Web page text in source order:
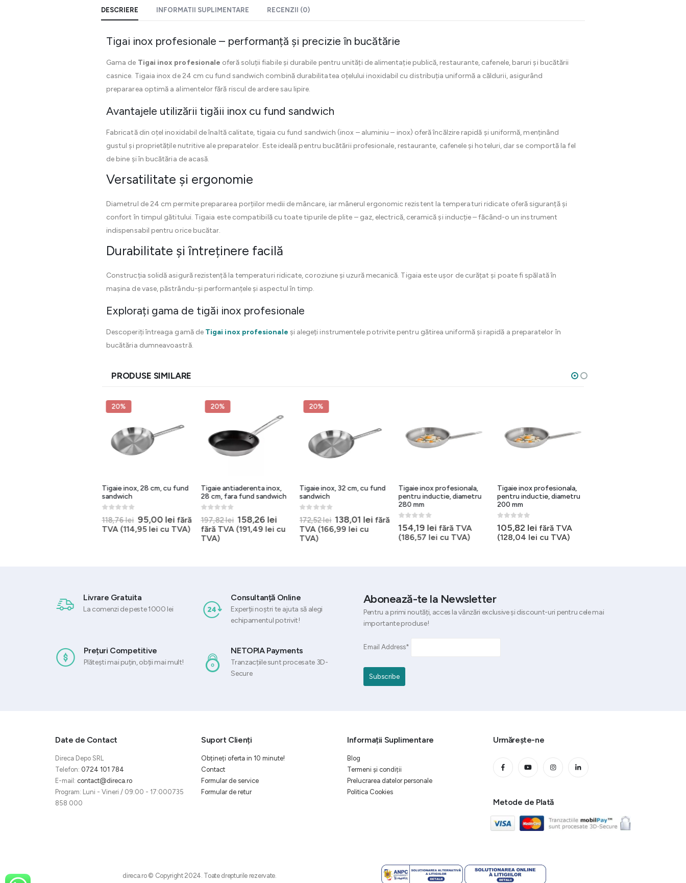
DESCRIERE INFORMATII SUPLIMENTARE RECENZII (0)
Tigai inox profesionale – performanță și precizie în bucătărie
Gama de Tigai inox profesionale oferă soluții fiabile și durabile pentru unități de alimentație publică, restaurante, cafenele, baruri și bucătării
casnice. Tigaia inox de 24 cm cu fund sandwich combină durabilitatea oțelului inoxidabil cu distribuția uniformă a căldurii, asigurând
prepararea optimă a alimentelor fără riscul de ardere sau lipire.
Avantajele utilizării tigăii inox cu fund sandwich
Fabricată din oțel inoxidabil de înaltă calitate, tigaia cu fund sandwich (inox – aluminiu – inox) oferă încălzire rapidă și uniformă, menținând
gustul și proprietățile nutritive ale preparatelor. Este ideală pentru bucătării profesionale, restaurante, cafenele și hoteluri, dar se comportă la fel
de bine și în bucătăria de acasă.
Versatilitate și ergonomie
Diametrul de 24 cm permite prepararea porțiilor medii de mâncare, iar mânerul ergonomic rezistent la temperaturi ridicate oferă siguranță și
confort în timpul gătitului. Tigaia este compatibilă cu toate tipurile de plite – gaz, electrică, ceramică și inducție – făcând-o un instrument
indispensabil pentru orice bucătar.
Durabilitate și întreținere facilă
Construcția solidă asigură rezistență la temperaturi ridicate, coroziune și uzură mecanică. Tigaia este ușor de curățat și poate fi spălată în
mașina de vase, păstrându-și performanțele și aspectul în timp.
Explorați gama de tigăi inox profesionale
Descoperiți întreaga gamă de Tigai inox profesionale și alegeți instrumentele potrivite pentru gătirea uniformă și rapidă a preparatelor în
bucătăria dumneavoastră.
PRODUSE SIMILARE
20%
Tigaie inox, 28 cm, cu fund
sandwich
118,76lei Prețul
inițial
95,00 leiPrețul
curent
fără
TVA (114,95 leicu TVA)
20%
Tigaie antiaderenta inox,
28 cm, fara fund sandwich
197,82lei Prețul
inițial
158,26 leiPrețul
curent
fără TVA (191,49 leicu
TVA)
20%
Tigaie inox, 32 cm, cu fund
sandwich
172,52lei Prețul
inițial
138,01 leiPrețul
curent
fără
TVA (166,99 lei cu
TVA)
Tigaie inox profesionala,
pentru inductie, diametru
280 mm
0 out of 5
154,19 lei fără TVA
(186,57 lei cu TVA)
Tigaie inox profesionala,
pentru inductie, diametru
200 mm
0 out of 5
105,82 lei fără TVA
(128,04 lei cu TVA)
Livrare Gratuita
La comenzi de peste 1000 lei
Consultanță Online
Experții noștri te ajuta să alegi
echipamentul potrivit!
Prețuri Competitive
Plătești mai puțin, obții mai mult!
NETOPIA Payments
Tranzacțiile sunt procesate 3D-
Secure
Abonează-te la Newsletter
Pentru a primi noutăți, acces la vânzări exclusive și discount-uri pentru cele mai
importante produse!
Email Address*
Date de Contact
Direca Depo SRL
Telefon: 0724 101 784
E-mail: contact@direca.ro
Program: Luni - Vineri / 09:00 - 17:000735
858 000
Suport Clienți
Obțineți oferta in 10 minute!
Contact
Formular de service
Formular de retur
Informații Suplimentare
Blog
Termeni și condiții
Prelucrarea datelor personale
Politica Cookies
Urmărește-ne
Metode de Plată
direca.ro © Copyright 2024. Toate drepturile rezervate.